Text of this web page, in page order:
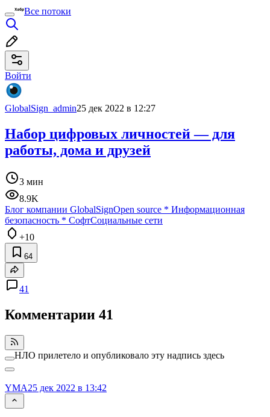
Все потоки
Войти
GlobalSign_admin25 дек 2022 в 12:27
Набор цифровых личностей — для
работы, дома и друзей
3 мин
8.9K
Блог компании GlobalSignOpen source * Информационная
безопасность * СофтСоциальные сети
+10
64
41
Комментарии 41
НЛО прилетело и опубликовало эту надпись здесь
YMA25 дек 2022 в 13:42